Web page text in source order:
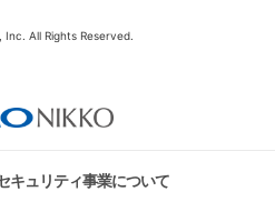
All Rights Reserved.
キュリティ事業について